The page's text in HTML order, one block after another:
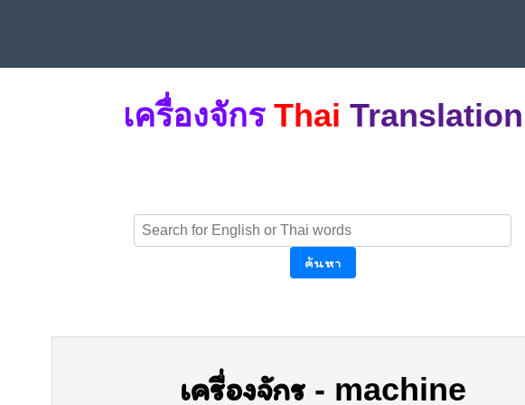
เครื่องจักร Thai Translation
ค้นหา
เครื่องจักร- machine